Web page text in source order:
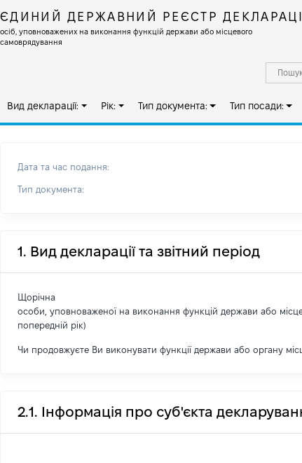
ЄДИНИЙ ДЕРЖАВНИЙ РЕЄСТР
осіб, уповноважених на виконання функцій держави або місцевого
самоврядування
Вид декларації: Рік: Тип документа: Тип посади:
Дата та час подання:
Тип документа:
1. Вид декларації та звітний період
Щорічна
особи, уповноваженої на виконання функцій держави або
попередній рік)
Чи продовжуєте Ви виконувати функції держави або органу
2.1. Інформація про суб'єкта